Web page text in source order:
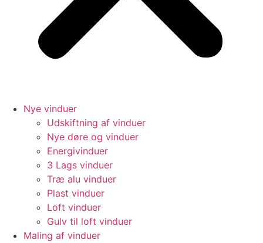
Nye vinduer
Udskiftning af vinduer
Nye døre og vinduer
Energivinduer
3 Lags vinduer
Træ alu vinduer
Plast vinduer
Loft vinduer
Gulv til loft vinduer
Maling af vinduer